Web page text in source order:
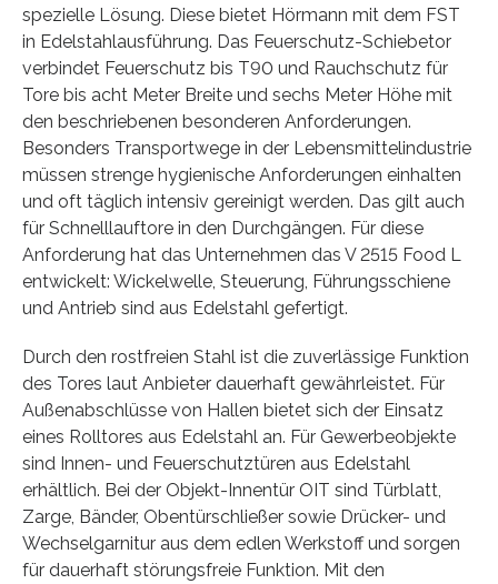
spezielle Lösung. Diese bietet Hörmann mit dem FST
in Edelstahlausführung. Das Feuerschutz-Schiebetor
verbindet Feuerschutz bis T90 und Rauchschutz für
Tore bis acht Meter Breite und sechs Meter Höhe mit
den beschriebenen besonderen Anforderungen.
Besonders Transportwege in der Lebensmittelindustrie
müssen strenge hygienische Anforderungen einhalten
und oft täglich intensiv gereinigt werden. Das gilt auch
für Schnelllauftore in den Durchgängen. Für diese
Anforderung hat das Unternehmen das V 2515 Food L
entwickelt: Wickelwelle, Steuerung, Führungsschiene
und Antrieb sind aus Edelstahl gefertigt.
Durch den rostfreien Stahl ist die zuverlässige Funktion
des Tores laut Anbieter dauerhaft gewährleistet. Für
Außenabschlüsse von Hallen bietet sich der Einsatz
eines Rolltores aus Edelstahl an. Für Gewerbeobjekte
sind Innen- und Feuerschutztüren aus Edelstahl
erhältlich. Bei der Objekt-Innentür OIT sind Türblatt,
Zarge, Bänder, Obentürschließer sowie Drücker- und
Wechselgarnitur aus dem edlen Werkstoff und sorgen
für dauerhaft störungsfreie Funktion. Mit den